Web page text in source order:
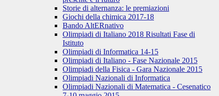
Storie di alternanza: le premiazioni
Giochi della chimica 2017-18
Bando AltERnativo
Olimpiadi di Italiano 2018 Risultati Fase di
Istituto
Olimpiadi di Informatica 14-15
Olimpiadi di Italiano - Fase Nazionale 2015
Olimpiadi della Fisica - Gara Nazionale 2015
Olimpiadi Nazionali di Informatica
Olimpiadi Nazionali di Matematica - Cesenatico